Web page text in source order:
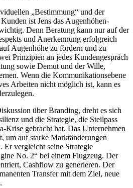
„Bestimmung“ und der
ist Jens das Augenhöhen-
Denn Beratung kann nur auf der
und Anerkennung erfolgreich
Augenhöhe zu fördern und zu
Prinzipien an jedes Kundengespräch
sowie Demut und der Wille,
Wenn die Kommunikationsebene
Arbeiten nicht möglich ist, kann es
über Branding, dreht es sich
und die Strategie, die Steilpass
Krise gebracht hat. Das Unternehmen
um auf starke Marktänderungen
Er vergleicht seine Strategie
No. 2“ bei einem Flugzeug. Der
Cashflow zu generieren. Der
Transfer mit dem Ziel, neue